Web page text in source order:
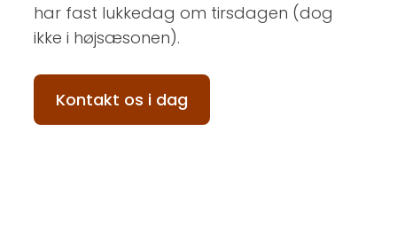
har fast lukkedag om tirsdagen (dog
ikke i højsæsonen).
Kontakt os i dag